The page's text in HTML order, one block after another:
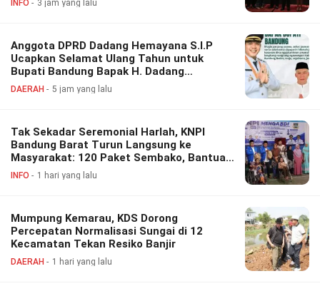
INFO 3 jam yang lalu
Anggota DPRD Dadang Hemayana S.I.P
Ucapkan Selamat Ulang Tahun untuk
Bupati Bandung Bapak H. Dadang
Supriatna
DAERAH 5 jam yang lalu
Tak Sekadar Seremonial Harlah, KNPI
Bandung Barat Turun Langsung ke
Masyarakat: 120 Paket Sembako, Bantuan
Disabilitas hingga Layanan Kesehatan
INFO 1 hari yang lalu
Mumpung Kemarau, KDS Dorong
Percepatan Normalisasi Sungai di 12
Kecamatan Tekan Resiko Banjir
DAERAH 1 hari yang lalu